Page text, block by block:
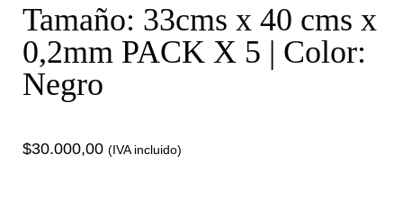
Tamaño: 33cms x 40 cms x
0,2mm PACK X 5 | Color:
Negro
$30.000,00 (IVA incluido)